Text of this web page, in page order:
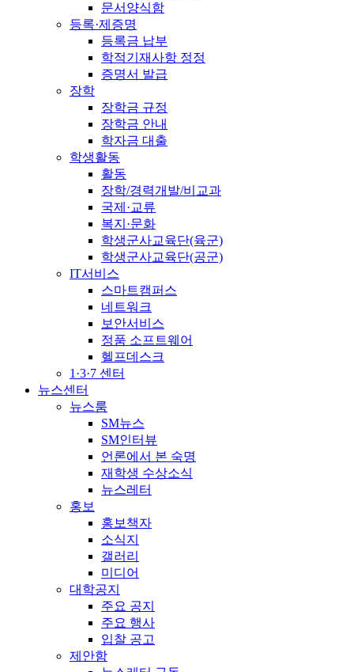
문서양식함
등록·제증명
등록금 납부
학적기재사항 정정
증명서 발급
장학
장학금 규정
장학금 안내
학자금 대출
학생활동
활동
장학/경력개발/비교과
국제·교류
복지·문화
학생군사교육단(육군)
학생군사교육단(공군)
IT서비스
스마트캠퍼스
네트워크
보안서비스
정품 소프트웨어
헬프데스크
1·3·7 센터
뉴스센터
뉴스룸
SM뉴스
SM인터뷰
언론에서 본 숙명
재학생 수상소식
뉴스레터
홍보
홍보책자
소식지
갤러리
미디어
대학공지
주요 공지
주요 행사
입찰 공고
제안함